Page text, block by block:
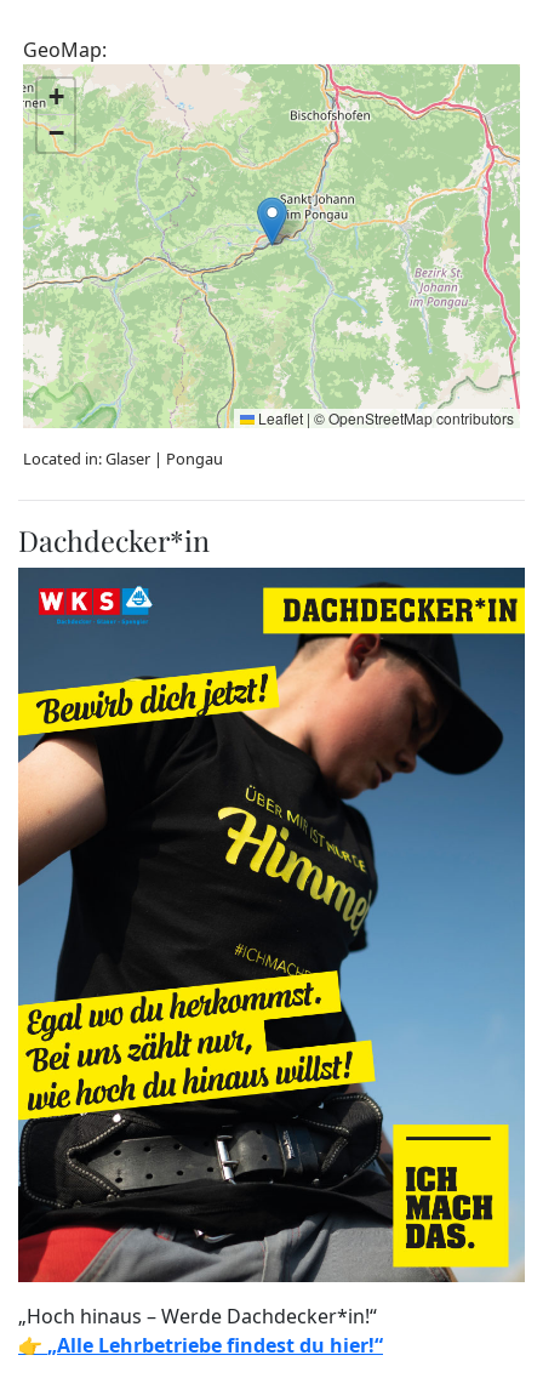
GeoMap:
+
−
Leaflet | ©OpenStreetMapcontributors
Located in:Glaser | Pongau
Dachdecker*in
„Hoch hinaus – Werde Dachdecker*in!“
👉 „Alle Lehrbetriebe findest du hier!“